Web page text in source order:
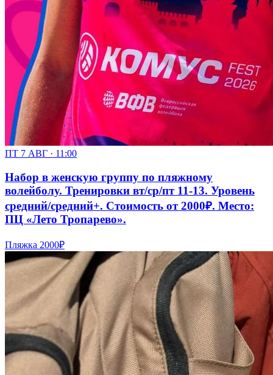
ПТ 7 АВГ · 11:00
Набор в женскую группу по пляжному
волейболу. Тренировки вт/ср/пт 11-13. Уровень
средний/средний+. Стоимость от 2000₽. Место:
ПЦ «Лето Тропарево».
Пляжка 2000₽